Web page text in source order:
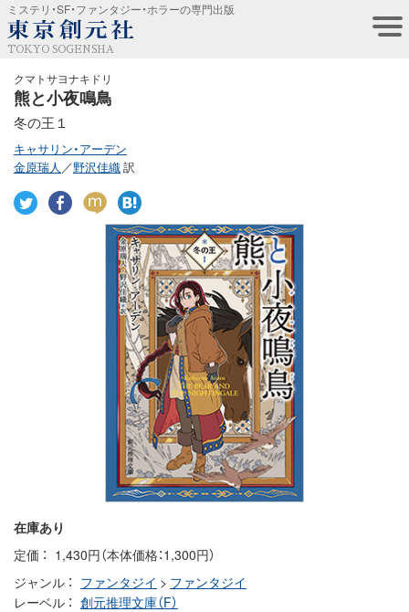
ミステリ・SF・ファンタジー・ホラーの専門出版
TOKYO SOGENSHA
クマトサヨナキドリ
熊と小夜鳴鳥
冬の王１
キャサリン・アーデン
金原瑞人 ／野沢佳織訳
在庫あり
定価
1,430円（本体価格：1,300円）
ジャンル
ファンタジイ > ファンタジイ
レーベル
創元推理文庫（F）